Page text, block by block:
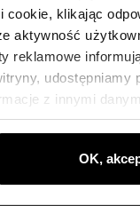
cookie, klikając
aktywność
reklamowe
udostępniamy
z innymi
OK,
Ochnik